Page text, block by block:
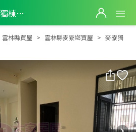
麥寮獨棟豪宅4車位
麥寮獨棟豪宅4車位
雲林縣買屋 雲林縣麥寮鄉買屋
麥寮獨